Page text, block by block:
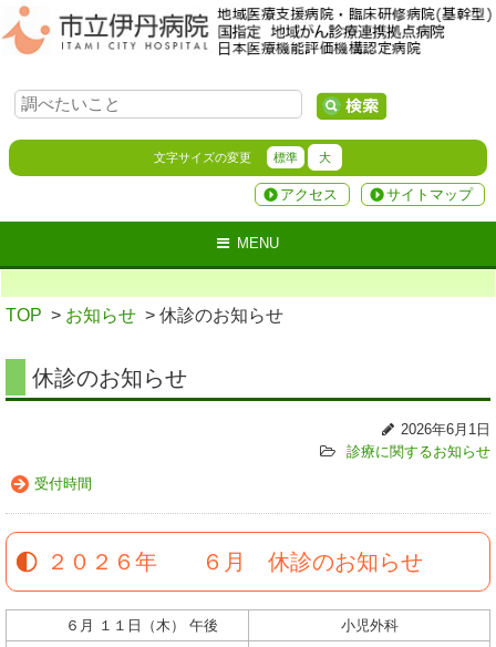
文字サイズの変更 標準 大
サイトマップ
アクセス
MENU
TOP > お知らせ > 休診のお知らせ
休診のお知らせ
2026年6月1日
診療に関するお知らせ
受付時間
２０２６年 ６月 休診のお知らせ
６月 １１日（木） 午後
小児外科